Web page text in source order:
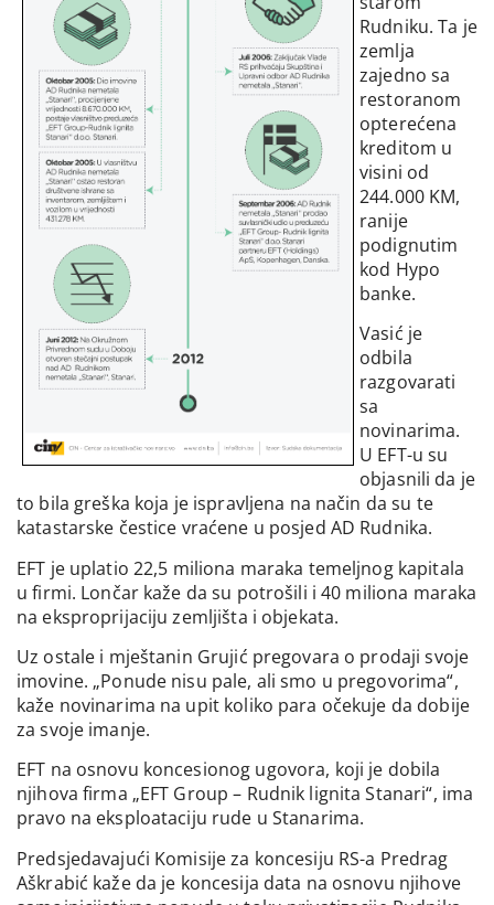
Rudniku. Ta je
zemlja
zajedno sa
restoranom
opterećena
kreditom u
visini od
244.000 KM,
ranije
podignutim
kod Hypo
banke.
Vasić je
odbila
razgovarati
sa
novinarima.
U EFT-u su
objasnili da je
to bila greška koja je ispravljena na način da su te
katastarske čestice vraćene u posjed AD Rudnika.
EFT je uplatio 22,5 miliona maraka temeljnog kapitala
u firmi. Lončar kaže da su potrošili i 40 miliona maraka
na eksproprijaciju zemljišta i objekata.
Uz ostale i mještanin Grujić pregovara o prodaji svoje
imovine. „Ponude nisu pale, ali smo u pregovorima“,
kaže novinarima na upit koliko para očekuje da dobije
za svoje imanje.
EFT na osnovu koncesionog ugovora, koji je dobila
njihova firma „EFT Group – Rudnik lignita Stanari“, ima
pravo na eksploataciju rude u Stanarima.
Predsjedavajući Komisije za koncesiju RS-a Predrag
Aškrabić kaže da je koncesija data na osnovu njihove